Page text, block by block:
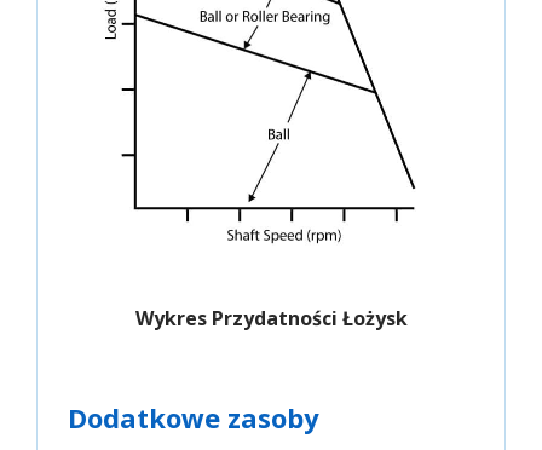
Wykres Przydatności Łożysk
Dodatkowe zasoby